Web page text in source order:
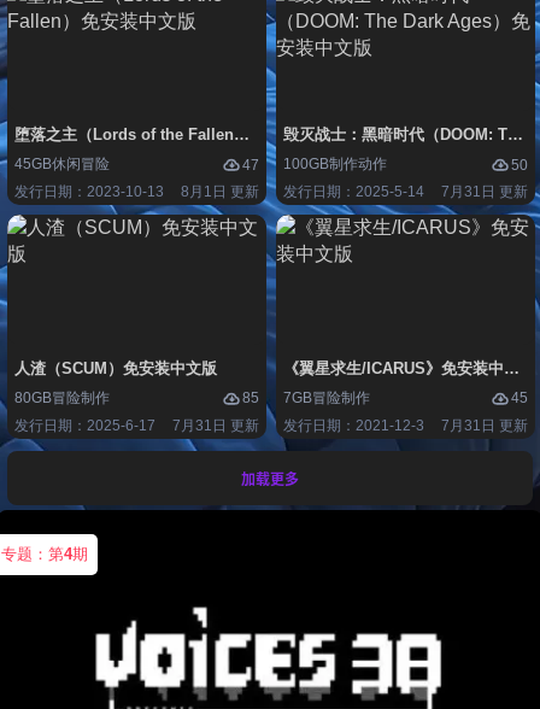
堕落之主（Lords of the Fallen）免安装中文版
45GB休闲 冒险
47
发行日期：2023-10-13
8月1日 更新
毁灭战士：黑暗时代（DOOM: The
100GB制作动作
50
发行日期：2025-5-14
7月31日 更新
人渣（SCUM）免安装中文版
80GB冒险制作
85
发行日期：2025-6-17
7月31日 更新
《翼星求生/ICARUS》免安装中文版
7GB冒险制作
45
发行日期：2021-12-3
7月31日 更新
加载更多
专题：第4期